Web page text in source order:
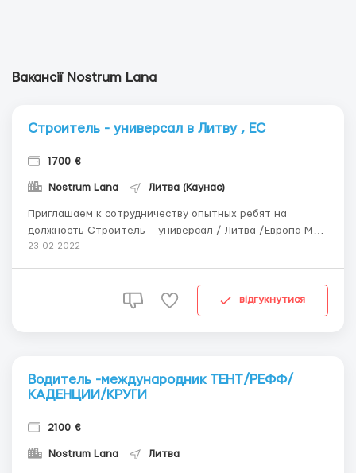
Вакансії Nostrum Lana
Строитель - универсал в Литву , ЕС
1700 €
Nostrum Lana Литва (Каунас)
Приглашаем к сотрудничеству опытных ребят на
должность Строитель – универсал / Литва /Европа Мы
предлагаем : Работа по трудовой визе D или Биометрии
работы : Различные стр...
23-02-2022
відгукнутися
Водитель -международник ТЕНТ/РЕФФ/
КАДЕНЦИИ/КРУГИ
2100 €
Nostrum Lana Литва